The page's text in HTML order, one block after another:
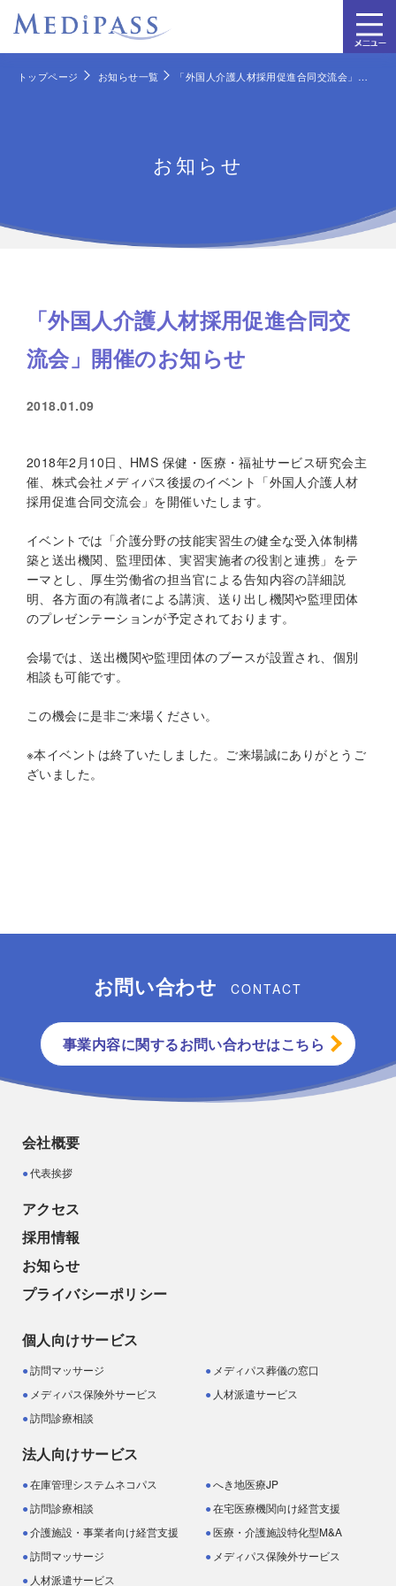
トップページ お知らせ一覧 「外国人介護人材採用促進合同交流会」開催のお知らせ
お知らせ
「外国人介護人材採用促進合同交
流会」開催のお知らせ
2018.01.09
2018年2月10日、HMS 保健・医療・福祉サービス研究会主
催、株式会社メディパス後援のイベント「外国人介護人材
採用促進合同交流会」を開催いたします。
イベントでは「介護分野の技能実習生の健全な受入体制構
築と送出機関、監理団体、実習実施者の役割と連携」をテ
ーマとし、厚生労働省の担当官による告知内容の詳細説
明、各方面の有識者による講演、送り出し機関や監理団体
のプレゼンテーションが予定されております。
会場では、送出機関や監理団体のブースが設置され、個別
相談も可能です。
この機会に是非ご来場ください。
※本イベントは終了いたしました。ご来場誠にありがとうご
ざいました。
お問い合わせ CONTACT
事業内容に関するお問い合わせはこちら
会社概要
代表挨拶
アクセス
採用情報
お知らせ
プライバシーポリシー
個人向けサービス
訪問マッサージ
メディパス葬儀の窓口
メディパス保険外サービス
人材派遣サービス
訪問診療相談
法人向けサービス
在庫管理システムネコパス
へき地医療JP
訪問診療相談
在宅医療機関向け経営支援
介護施設・事業者向け経営支援
医療・介護施設特化型M&A
訪問マッサージ
メディパス保険外サービス
人材派遣サービス